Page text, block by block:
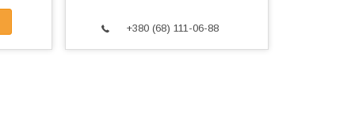
+380 (68) 111-06-88